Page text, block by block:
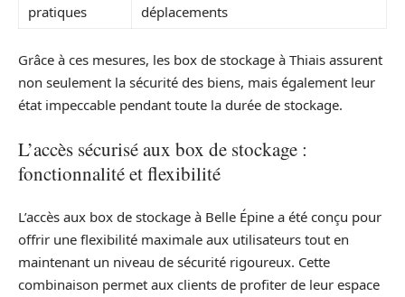
pratiques déplacements
Grâce à ces mesures, les box de stockage à Thiais assurent
non seulement la sécurité des biens, mais également leur
état impeccable pendant toute la durée de stockage.
L’accès sécurisé aux box de stockage :
fonctionnalité et flexibilité
L’accès aux box de stockage à Belle Épine a été conçu pour
offrir une flexibilité maximale aux utilisateurs tout en
maintenant un niveau de sécurité rigoureux. Cette
combinaison permet aux clients de profiter de leur espace